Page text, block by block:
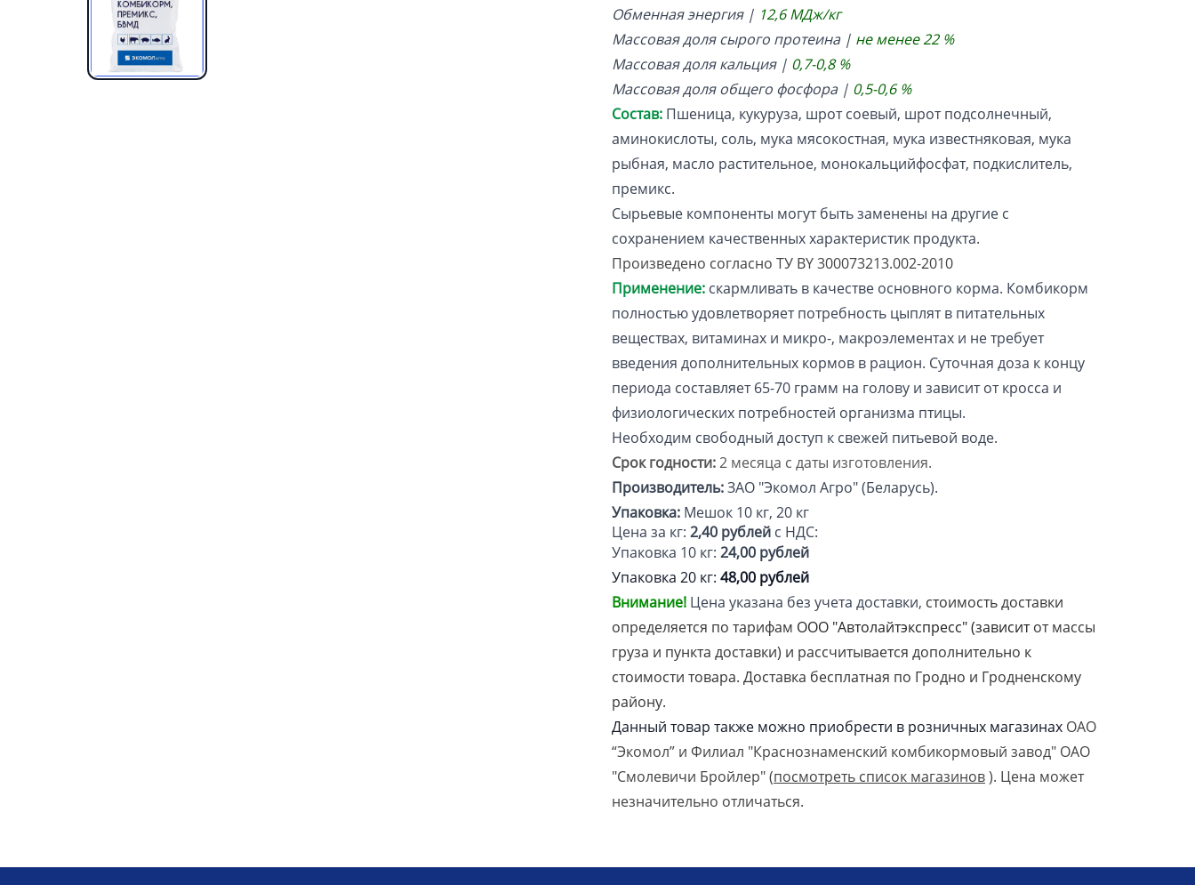
Обменная энергия | 12,6 МДж/кг
Массовая доля сырого протеина | не менее 22 %
Массовая доля кальция | 0,7-0,8 %
Массовая доля общего фосфора | 0,5-0,6 %
Состав: Пшеница, кукуруза, шрот соевый, шрот подсолнечный,
аминокислоты, соль, мука мясокостная, мука известняковая, мука
рыбная, масло растительное, монокальцийфосфат, подкислитель,
премикс.
Сырьевые компоненты могут быть заменены на другие с
сохранением качественных характеристик продукта.
Произведено согласно ТУ BY 300073213.002-2010
Применение: скармливать в качестве основного корма. Комбикорм
полностью удовлетворяет потребность цыплят в питательных
веществах, витаминах и микро-, макроэлементах и не требует
введения дополнительных кормов в рацион. Суточная доза к концу
периода составляет 65-70 грамм на голову и зависит от кросса и
физиологических потребностей организма птицы.
Необходим свободный доступ к свежей питьевой воде.
Срок годности:2 месяца с даты изготовления.
Производитель:ЗАО "Экомол Агро" (Беларусь).
Упаковка: Мешок 10 кг, 20 кг
Цена за кг: 2,40 рублей с НДС:
Упаковка 10 кг: 24,00 рублей
Упаковка 20 кг: 48,00 рублей
Внимание! Цена указана без учета доставки, стоимость доставки
определяется по тарифам ООО "Автолайтэкспресс" (зависитот массы
груза и пункта доставки) и рассчитывается дополнительно к
стоимости товара. Доставка бесплатная по Гродно и Гродненскому
району.
Данный товар также можно приобрести в розничных магазинах ОАО
“Экомол” и Филиал "Краснознаменский комбикормовый завод" ОАО
"Смолевичи Бройлер" (посмотреть список магазинов). Цена может
незначительно отличаться.